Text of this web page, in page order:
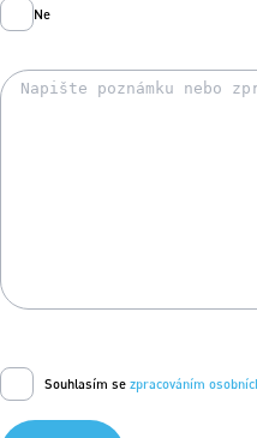
Ne
Souhlasím se zpracováním